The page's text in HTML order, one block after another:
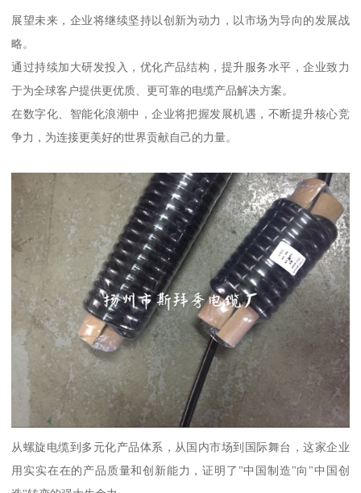
展望未来，企业将继续坚持以创新为动力，以市场为导向的发展战
略。
通过持续加大研发投入，优化产品结构，提升服务水平，企业致力
于为全球客户提供更优质、更可靠的电缆产品解决方案。
在数字化、智能化浪潮中，企业将把握发展机遇，不断提升核心竞
争力，为连接更美好的世界贡献自己的力量。
从螺旋电缆到多元化产品体系，从国内市场到国际舞台，这家企业
用实实在在的产品质量和创新能力，证明了"中国制造"向"中国创